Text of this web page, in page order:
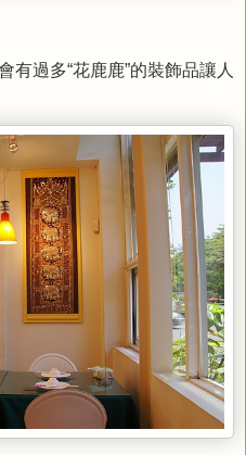
有過多“花鹿鹿”的裝飾品讓人